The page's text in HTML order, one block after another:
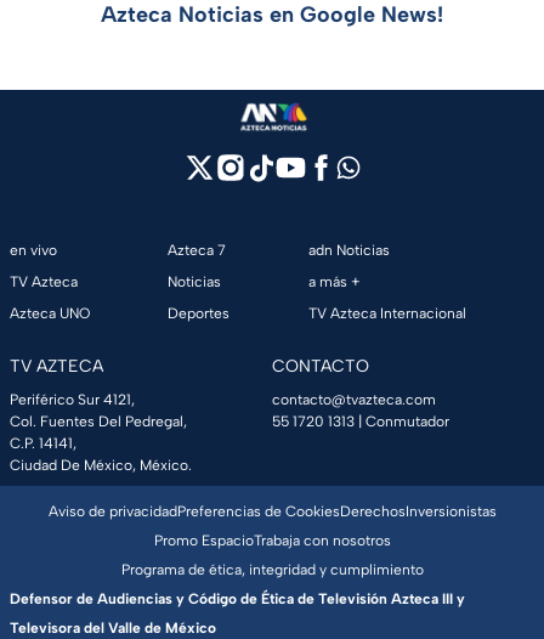
Azteca Noticias en Google News!
en vivo
TV Azteca
Azteca UNO
Azteca 7
Noticias
Deportes
adn Noticias
a más +
TV Azteca Internacional
TV AZTECA
Periférico Sur 4121,
Col. Fuentes Del Pedregal,
C.P. 14141,
Ciudad De México, México.
CONTACTO
contacto@tvazteca.com
55 1720 1313 | Conmutador
Aviso de privacidadPreferencias de CookiesDerechosInversionistas
Promo EspacioTrabaja con nosotros
Programa de ética, integridad y cumplimiento
Defensor de Audiencias y Código de Ética de Televisión Azteca III y
Televisora del Valle de México